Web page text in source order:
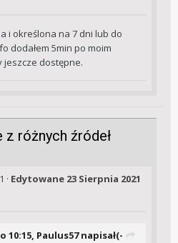
i określona na 7 dni lub do
dodałem 5min po moim
jeszcze dostępne.
różnych źródeł
· Edytowane 23 Sierpnia 2021
10:15, Paulus57napisał(-